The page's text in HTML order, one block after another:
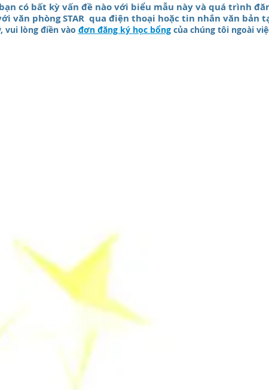
có bất kỳ vấn đề nào với biểu mẫu này và quá trình
văn phòng STAR qua điện thoại hoặc tin nhắn văn bản
vui lòng điền vào đơn đăng ký học bổngcủa chúng tôi ngoài